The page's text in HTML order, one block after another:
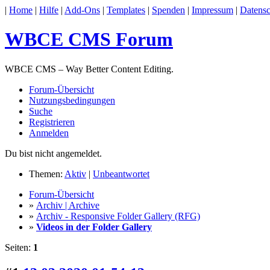
| Home | Hilfe | Add-Ons | Templates | Spenden | Impressum |
WBCE CMS Forum
WBCE CMS – Way Better Content Editing.
Forum-Übersicht
Nutzungsbedingungen
Suche
Registrieren
Anmelden
Du bist nicht angemeldet.
Themen: Aktiv | Unbeantwortet
Forum-Übersicht
» Archiv | Archive
» Archiv - Responsive Folder Gallery (RFG)
» Videos in der Folder Gallery
Seiten: 1